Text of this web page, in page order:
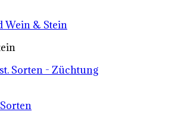
Wein & Stein
Sorten - Züchtung